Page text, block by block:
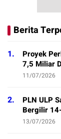
Berita
1.
Proyek
7,5 Miliar
11/07/2026
2.
PLN ULP
Bergilir
13/07/2026